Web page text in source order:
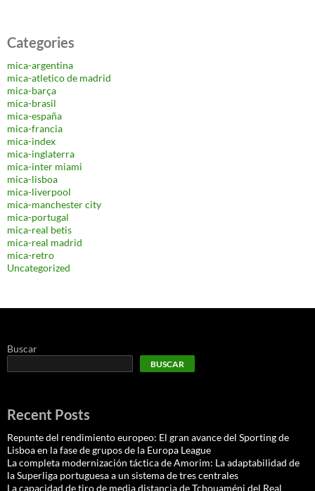
Categories
mica-argentina
mica-atletico de madrid
mica-barça
mica-brasil
mica-españa
mica-francia
mica-index
mica-inglaterra
mica-inter miami
mica-lisboa
mica-liverpool
mica-manchester city
mica-portugal
mica-real betis
mica-real madrid
mica-retro
Uncategorized
Buscar
BUSCAR
Recent Posts
Repunte del rendimiento europeo: El gran avance del Sporting de
Lisboa en la fase de grupos de la Europa League
La completa modernización táctica de Amorim: La adaptabilidad de
la Superliga portuguesa a un sistema de tres centrales
La capacidad de tiro de media distancia de Tchouaméni del Real